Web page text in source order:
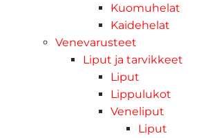
Kuomuhelat
Kaidehelat
Venevarusteet
Liput ja tarvikkeet
Liput
Lippulukot
Veneliput
Liput